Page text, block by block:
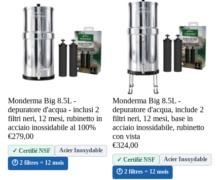
Esaurito
Monderma Big 8.5L -
depuratore d'acqua - inclusi 2
filtri neri, 12 mesi, rubinetto in
acciaio inossidabile al 100%
€279,00
✓ Certifié NSF
Acier Inoxydable
🕐 2 filtres = 12 mois
Esaurito
Monderma Big 8.5L -
depuratore d'acqua, include 2
filtri neri, 12 mesi, base in
acciaio inossidabile, rubinetto
con vista
€324,00
✓ Certifié NSF
Acier Inoxydable
🕐 2 filtres = 12 mois